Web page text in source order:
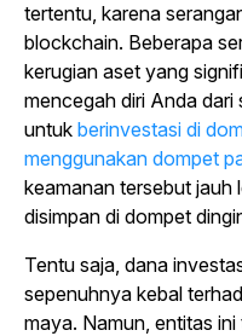
tertentu, karena
blockchain. Beberapa
kerugian aset yang
mencegah diri Anda
untuk berinvestasi di
menggunakan dompet
keamanan tersebut jauh
disimpan di dompet
Tentu saja, dana
sepenuhnya kebal
maya. Namun, entitas